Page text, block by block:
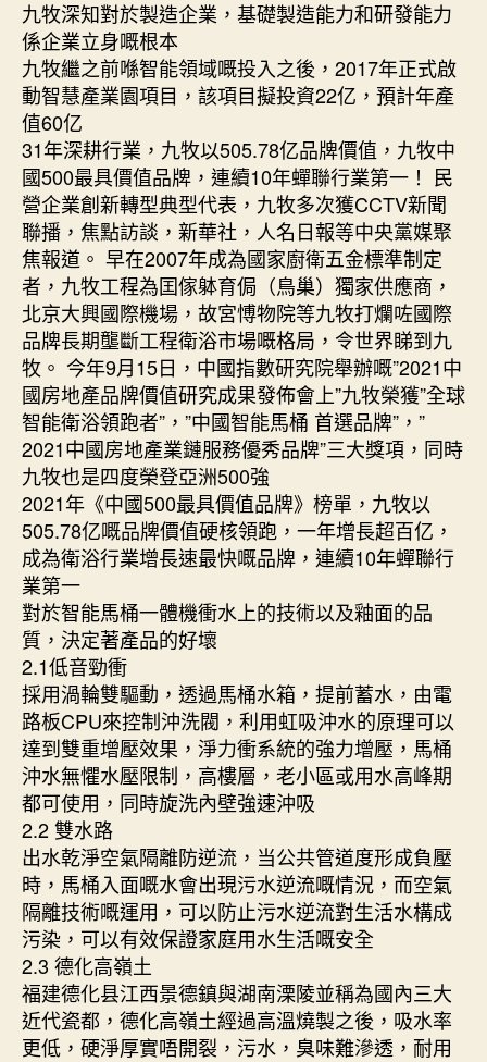
九牧深知對於製造企業，基礎製造能力和研發能力
係企業立身嘅根本
九牧繼之前喺智能領域嘅投入之後，2017年正式啟
動智慧產業園項目，該項目擬投資22亿，預計年產
值60亿
31年深耕行業，九牧以505.78亿品牌價值，九牧中
國500最具價值品牌，連續10年蟬聯行業第一！ 民
營企業創新轉型典型代表，九牧多次獲CCTV新聞
聯播，焦點訪談，新華社，人名日報等中央黨媒聚
焦報道。 早在2007年成為國家廚衛五金標準制定
者，九牧工程為囯傢躰育侷（鳥巢）獨家供應商，
北京大興國際機場，故宮愽物院等九牧打爛咗國際
品牌長期壟斷工程衛浴市場嘅格局，令世界睇到九
牧。 今年9月15日，中國指數研究院舉辦嘅”2021中
國房地產品牌價值研究成果發佈會上”九牧榮獲”全球
智能衛浴領跑者”，”中國智能馬桶 首選品牌”，”
2021中國房地產業鏈服務優秀品牌”三大獎項，同時
九牧也是四度榮登亞洲500強
2021年《中國500最具價值品牌》榜單，九牧以
505.78亿嘅品牌價值硬核領跑，一年增長超百亿，
成為衛浴行業增長速最快嘅品牌，連續10年蟬聯行
業第一
對於智能馬桶一體機衝水上的技術以及釉面的品
質，決定著產品的好壞
2.1低音勁衝
採用渦輪雙驅動，透過馬桶水箱，提前蓄水，由電
路板CPU來控制沖洗閥，利用虹吸沖水的原理可以
達到雙重增壓效果，淨力衝系統的強力增壓，馬桶
沖水無懼水壓限制，高樓層，老小區或用水高峰期
都可使用，同時旋洗內壁強速沖吸
2.2 雙水路
出水乾淨空氣隔離防逆流，当公共管道度形成負壓
時，馬桶入面嘅水會出現污水逆流嘅情況，而空氣
隔離技術嘅運用，可以防止污水逆流對生活水構成
污染，可以有效保證家庭用水生活嘅安全
2.3 德化高嶺土
福建德化县江西景德鎮與湖南溧陵並稱為國內三大
近代瓷都，德化高嶺土經過高溫燒製之後，吸水率
更低，硬淨厚實唔開裂，污水，臭味難滲透，耐用